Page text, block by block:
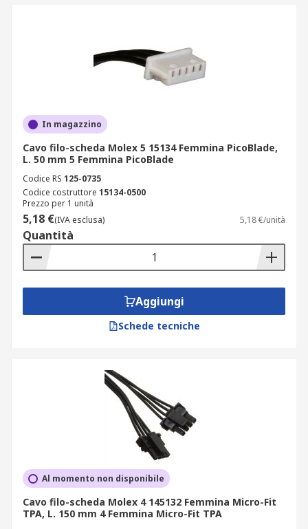
In magazzino
Cavo filo-scheda Molex 5 15134 Femmina PicoBlade,
L. 50 mm 5 Femmina PicoBlade
Codice RS 125-0735
Codice costruttore 15134-0500
Prezzo per 1 unità
5,18 €(IVA esclusa) 5,18 €/unità
Quantità
Aggiungi
Schede tecniche
Al momento non disponibile
Cavo filo-scheda Molex 4 145132 Femmina Micro-Fit
TPA, L. 150 mm 4 Femmina Micro-Fit TPA